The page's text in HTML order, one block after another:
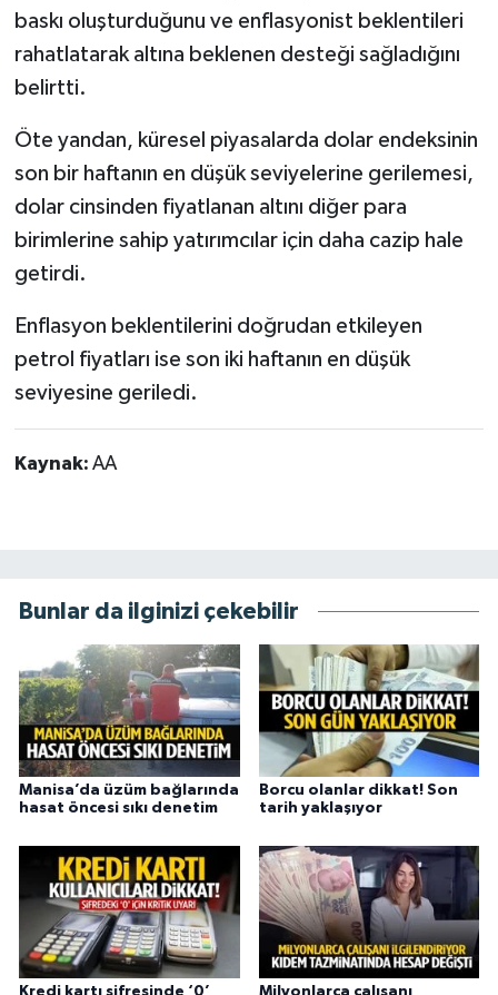
baskı oluşturduğunu ve enflasyonist beklentileri
rahatlatarak altına beklenen desteği sağladığını
belirtti.
Öte yandan, küresel piyasalarda dolar endeksinin
son bir haftanın en düşük seviyelerine gerilemesi,
dolar cinsinden fiyatlanan altını diğer para
birimlerine sahip yatırımcılar için daha cazip hale
getirdi.
Enflasyon beklentilerini doğrudan etkileyen
petrol fiyatları ise son iki haftanın en düşük
seviyesine geriledi.
Kaynak: AA
Bunlar da ilginizi çekebilir
Manisa’da üzüm bağlarında
hasat öncesi sıkı denetim
Borcu olanlar dikkat! Son
tarih yaklaşıyor
Kredi kartı şifresinde ‘0’ Milyonlarca çalışanı